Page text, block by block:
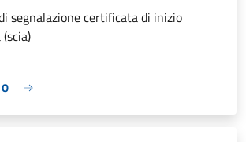
segnalazione certificata di inizio